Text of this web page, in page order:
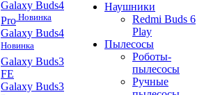
Galaxy Buds4
Pro Новинка
Galaxy Buds4
Новинка
Galaxy Buds3
FE
Galaxy Buds3
Наушники
Redmi Buds 6
Play
Пылесосы
Роботы-
пылесосы
Ручные